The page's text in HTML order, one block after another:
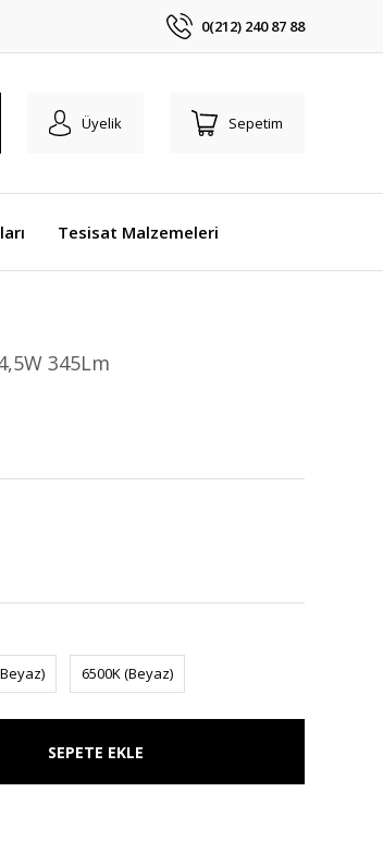
0(212) 240 87 88
Üyelik Sepetim
Tesisat Malzemeleri
345Lm
6500K (Beyaz)
SEPETE EKLE